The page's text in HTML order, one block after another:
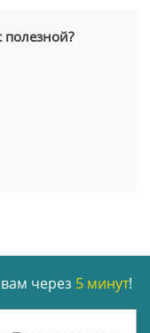
полезной?
через 5 минут!